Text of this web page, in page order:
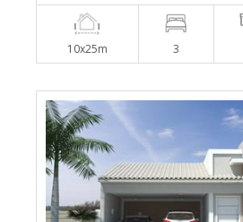
10x25m 3